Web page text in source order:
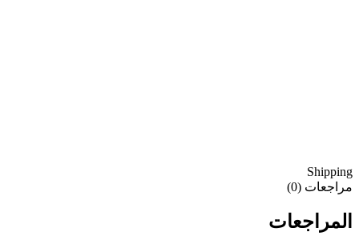
Shipping
مراجعات (0)
المراجعات